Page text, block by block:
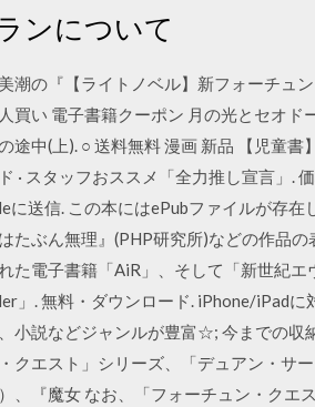
ンについて
潮の『【ライトノベル】新フォーチュ
買い 電子書籍クーポン 月の光とセオ
途中(上). ○ 送料無料 漫画 新品 【児童
· スタッフおススメ「全力推し宣言」.
に送信. この本にはePubファイルが存
たぶん無理』(PHP研究所)などの作品
た電子書籍「AiR」、そして「新世紀
」. 無料・ダウンロード. iPhone/iPad
小説などジャンルが豊富☆; 今までの収
クエスト」シリーズ、「デュアン・サ
、『魔女 なお、「フォーチュン・クエ